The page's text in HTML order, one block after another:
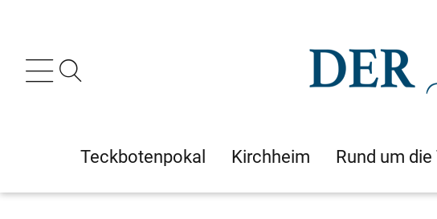
Teckbotenpokal Kirchheim Rund um